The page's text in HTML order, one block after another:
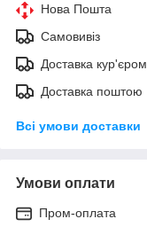
Нова Пошта
Самовивіз
Доставка кур'єром
Доставка поштою
Всі умови доставки
Умови оплати
Пром-оплата